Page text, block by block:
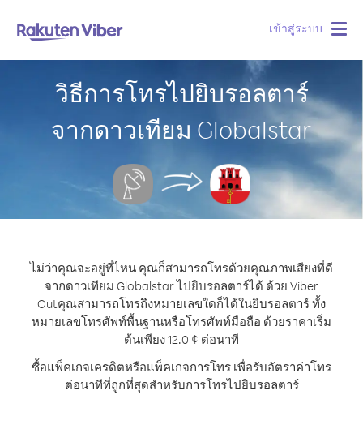
เข้าสู่ระบบ
วิธีการโทรไปยิบรอลตาร์
จากดาวเทียม Globalstar
ไม่ว่าคุณจะอยู่ที่ไหน คุณก็สามารถโทรด้วยคุณภาพเสียงที่ดี
จากดาวเทียม Globalstar ไปยิบรอลตาร์ได้ ด้วย Viber
Outคุณสามารถโทรถึงหมายเลขใดก็ได้ในยิบรอลตาร์ ทั้ง
หมายเลขโทรศัพท์พื้นฐานหรือโทรศัพท์มือถือ ด้วยราคาเริ่ม
ต้นเพียง 12.0 ¢ ต่อนาที
ซื้อแพ็คเกจเครดิตหรือแพ็คเกจการโทร เพื่อรับอัตราค่าโทร
ต่อนาทีที่ถูกที่สุดสำหรับการโทรไปยิบรอลตาร์